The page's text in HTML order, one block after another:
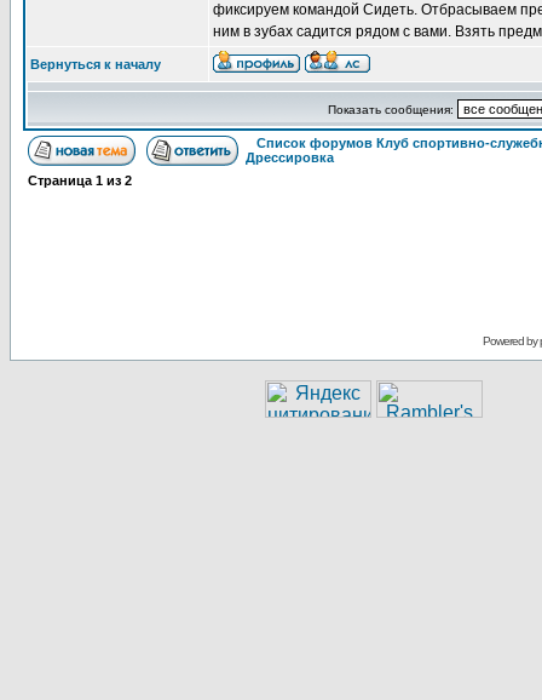
фиксируем командой Сидеть. Отбрасываем
ним в зубах садится рядом с вами. Взять
Вернуться к началу
Показать сообщения:
Список форумов Клуб спортивно-
Дрессировка
Страница 1 из 2
Powered by